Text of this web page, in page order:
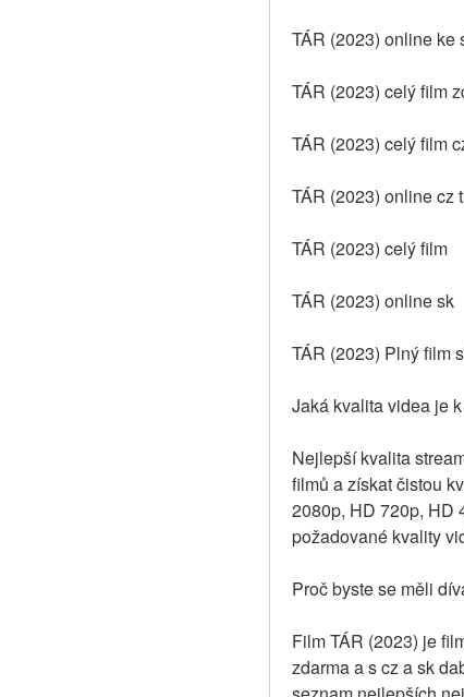
TÁR (2023) online ke
TÁR (2023) celý film
TÁR (2023) celý film
TÁR (2023) online cz
TÁR (2023) celý film
TÁR (2023) online sk
TÁR (2023) Plný film
Jaká kvalita videa je
Nejlepší kvalita
filmů a získat čistou
2080p, HD 720p, HD
požadované kvality
Proč byste se měli
Film TÁR (2023) je
zdarma a s cz a sk